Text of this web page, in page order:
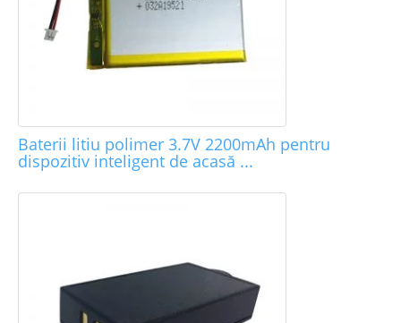
Baterii litiu polimer 3.7V 2200mAh pentru
dispozitiv inteligent de acasă ...